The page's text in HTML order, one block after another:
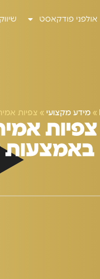
אולפני פודקאסט
»מידע מקצועי » צפיות
צפיות
באמצעות